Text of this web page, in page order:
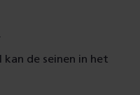
kan de seinen in het